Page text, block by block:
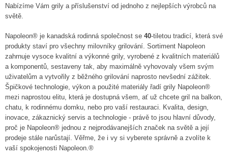
Nabízíme Vám grily a příslušenství od jednoho z nejlepších výrobců na
světě.
Napoleon® je kanadská rodinná společnost se 40-tiletou tradicí, která své
produkty staví pro všechny milovníky grilování. Sortiment Napoleon
zahrnuje vysoce kvalitní a výkonné grily, vyrobené z kvalitních materiálů
a komponentů, sestaveny tak, aby maximálně vyhovovaly všem svým
uživatelům a vytvořily z běžného grilování naprosto nevšední zážitek.
Špičkové technologie, výkon a použité materiály řadí grily Napoleon®
mezi naprostou elitu, která je dostupná všem, ať už chcete gril na balkon,
chatu, k rodinnému domku, nebo pro vaší restauraci. Kvalita, design,
inovace, zákaznický servis a technologie - právě to jsou hlavní důvody,
proč je Napoleon® jednou z nejprodávanejších značek na světě a její
prodeje stále narůstají. Věřme, že i vy si vyberete správně a zvolíte k
vaší spokojenosti Napoleon.®